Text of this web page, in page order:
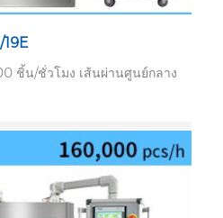
ชิ้น/ชั่วโมง เส้นผ่านศูนย์กลาง